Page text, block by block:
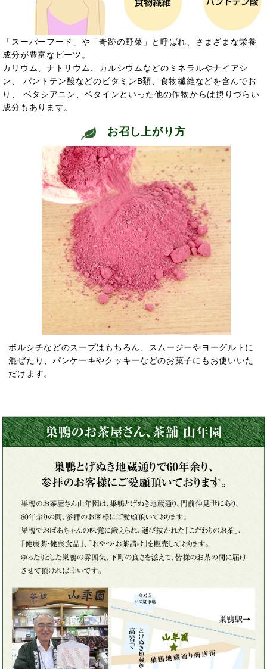
「スーパーフード」や「奇跡の野菜」と呼ばれ、さまざまな栄養
成分が豊富なビーツ。
カリウム、ナトリウム、カルシウムなどのミネラルやナイアシ
ン、 パントテン酸などのビタミンB類、食物繊維などを含んでお
り、 ベタシアニン、ベタインといった他の作物からは摂りづらい
成分もあります。
お召し上がり方
ボルシチなどのスープはもちろん、スムージーやヨーグルトに
混ぜたり、パンケーキやクッキーなどのお菓子にもお使いいた
だけます。